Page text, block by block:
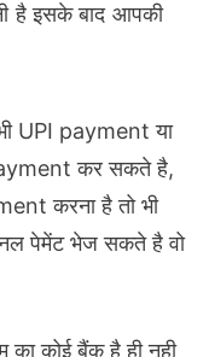
है इसके बाद आपकी
UPI payment या
कर सकते है,
करना है तो भी
पेमेंट भेज सकते है वो
कोई बैंक है ही नही